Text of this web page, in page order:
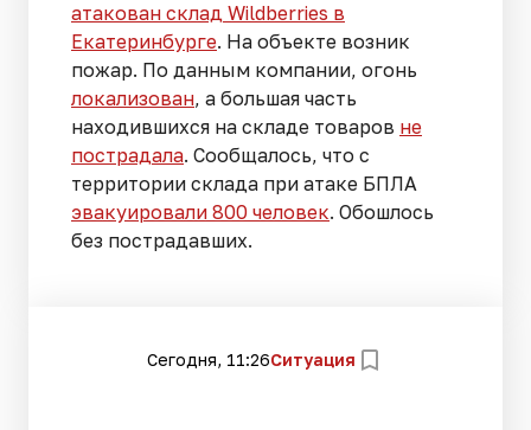
атакован склад Wildberries в
Екатеринбурге. На объекте возник
пожар. По данным компании, огонь
локализован, а большая часть
находившихся на складе товаров не
пострадала. Сообщалось, что с
территории склада при атаке БПЛА
эвакуировали 800 человек. Обошлось
без пострадавших.
Сегодня, 11:26Ситуация